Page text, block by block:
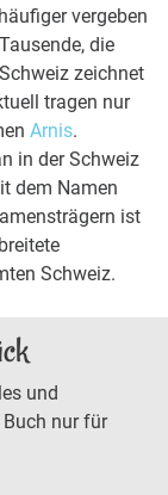
vergeben
die
zeichnet
tragen nur
Arnis.
in der Schweiz
dem Namen
ist
Schweiz.
und
nur für